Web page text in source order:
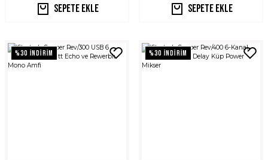
Sepete Ekle Sepete Ekle
%30 İNDİRİM %30 İNDİRİM